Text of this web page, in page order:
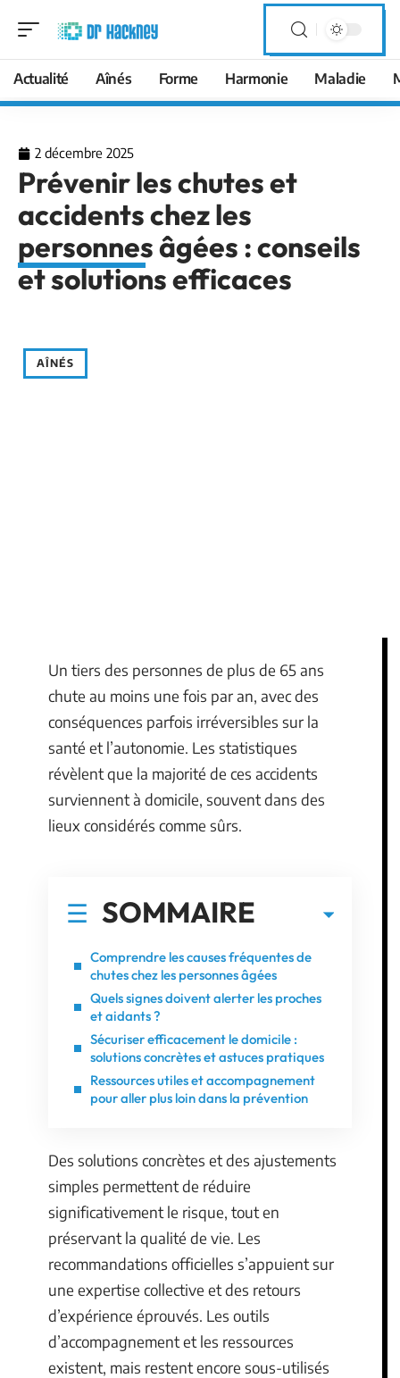
Actualité Aînés Forme Harmonie Maladie
2 décembre 2025
Prévenir les chutes et
accidents chez les
personnes âgées : conseils
et solutions efficaces
AÎNÉS
Un tiers des personnes de plus de 65 ans
chute au moins une fois par an, avec des
conséquences parfois irréversibles sur la
santé et l’autonomie. Les statistiques
révèlent que la majorité de ces accidents
surviennent à domicile, souvent dans des
lieux considérés comme sûrs.
SOMMAIRE
Comprendre les causes fréquentes de
chutes chez les personnes âgées
Quels signes doivent alerter les proches
et aidants ?
Sécuriser efficacement le domicile :
solutions concrètes et astuces pratiques
Ressources utiles et accompagnement
pour aller plus loin dans la prévention
Des solutions concrètes et des ajustements
simples permettent de réduire
significativement le risque, tout en
préservant la qualité de vie. Les
recommandations officielles s’appuient sur
une expertise collective et des retours
d’expérience éprouvés. Les outils
d’accompagnement et les ressources
existent, mais restent encore sous-utilisés